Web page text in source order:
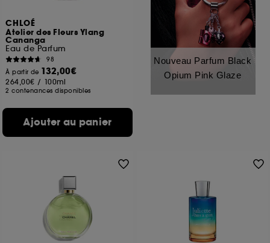
CHLOÉ
Atelier des Fleurs Ylang
Cananga
Eau de Parfum
98
À partir de 132,00€
264,00€ / 100ml
2 contenances disponibles
Ajouter au panier
Nouveau Parfum Black
Opium Pink Glaze